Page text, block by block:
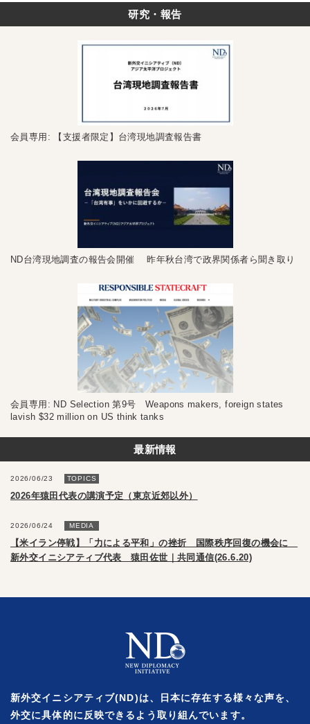
研究・報告
会員専用: 【支援者限定】台湾現地調査報告書
ND台湾現地調査の報告会開催 昨年秋台湾で政界関係者ら聞き取り
会員専用: ND Selection 第9号 Weapons makers, foreign states
lavish $32 million on US think tanks
最新情報
2026/06/23 TOPICS
2026年猿田代表の講演予定（東京近郊以外）
2026/06/24 MEDIA
【米イラン停戦】「力による平和」の挫折 国際秩序回復の機会に
新外交イニシアティブ代表 猿田佐世｜共同通信(26.6.20)
新外交イニシアティブ(ND)は、日本に存在する様々な声を、
外交に具体的に反映できるよう取り組んでいます。